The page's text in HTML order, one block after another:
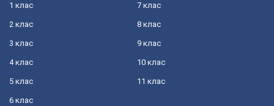
1 клас
2 клас
3 клас
4 клас
5 клас
6 клас
7 клас
8 клас
9 клас
10 клас
11 клас